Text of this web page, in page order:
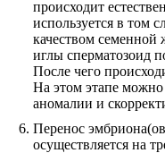
происходит
используется в том
качеством
иглы сперматозоид
После чего
На этом этапе можно
аномалии и
Перенос
осуществляется на